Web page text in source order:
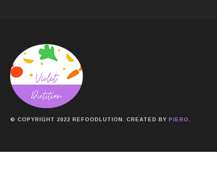
© COPYRIGHT 2022 REFOODLUTION. CREATED BY PIERO